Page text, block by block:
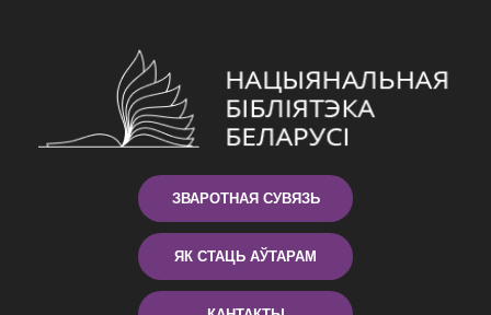
ЗВАРОТНАЯ СУВЯЗЬ
ЯК СТАЦЬ АЎТАРАМ